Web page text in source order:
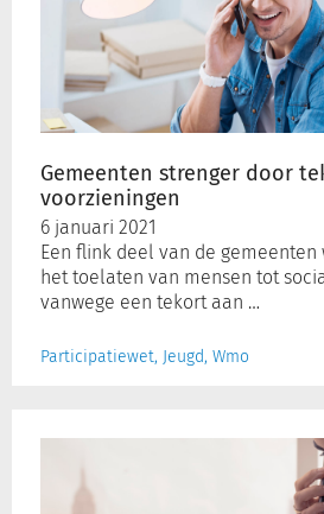
Gemeenten strenger door
voorzieningen
6 januari 2021
Een flink deel van de gemeenten
het toelaten van mensen tot
vanwege een tekort aan …
Participatiewet, Jeugd, Wmo
sociale
voorzieningen
Overheidsregistraties